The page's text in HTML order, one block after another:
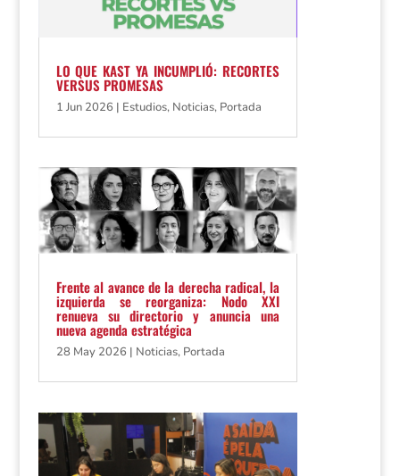
LO QUE KAST YA INCUMPLIÓ: RECORTES
VERSUS PROMESAS
1 Jun 2026 | Estudios, Noticias, Portada
Frente al avance de la derecha radical, la
izquierda se reorganiza: Nodo XXI
renueva su directorio y anuncia una
nueva agenda estratégica
28 May 2026 | Noticias, Portada